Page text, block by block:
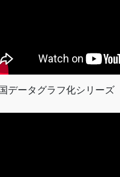
データグラフ化シリーズ